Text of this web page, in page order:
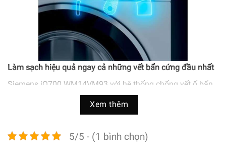
Làm sạch hiệu quả ngay cả những vết bẩn cứng đầu nhất
Siemens iQ700 WM14VM93 với hệ thống chống vết ố bẩn
đặc biệt loại bỏ bốn trong số các loại vết bẩn phổ biến nhất
– rượu vang, dầu mỡ, máu và cây cỏ – mà không cần bất
loại vết bẩn được xử bằng cách điều chỉnh nhiệt độ nước,
Xem thêm
5/5 - (1 bình chọn)